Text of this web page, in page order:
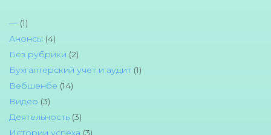
— (1)
Анонсы (4)
Без рубрики (2)
Бухгалтерский учет и аудит (1)
Вебшенбе (14)
Видео (3)
Деятельность (3)
Истории успеха (3)